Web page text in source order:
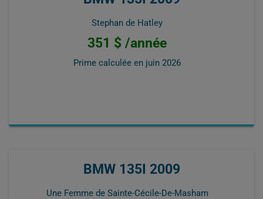
Stephan de Hatley
351 $ /année
Prime calculée en juin 2026
BMW 135I 2009
Une Femme de Sainte-Cécile-De-Masham